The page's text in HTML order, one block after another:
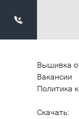
Вышивка
Вакансии
Политика
Скачать: